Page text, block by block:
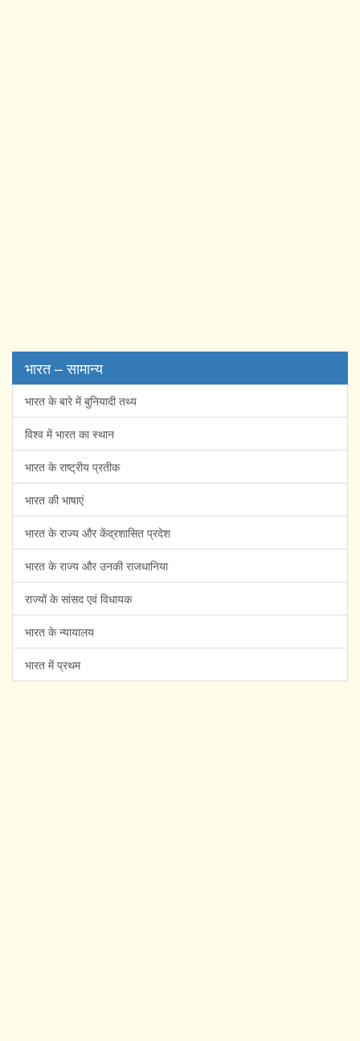
भारत – सामान्य
भारत के बारे में बुनियादी तथ्य
विश्व में भारत का स्थान
भारत के राष्ट्रीय प्रतीक
भारत की भाषाएं
भारत के राज्य और केंद्रशासित प्रदेश
भारत के राज्य और उनकी राजधानिया
राज्यों के सांसद एवं विधायक
भारत के न्यायालय
भारत में प्रथम